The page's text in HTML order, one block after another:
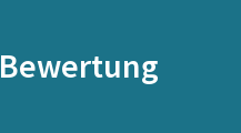
Bewertung